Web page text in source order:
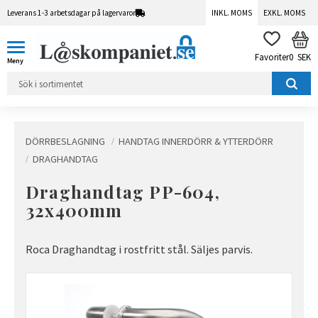
Leverans 1-3 arbetsdagar på lagervaror INKL. MOMS EXKL. MOMS
FAVORITER
0 SEK
DÖRRBESLAGNING
HANDTAG INNERDÖRR & YTTERDÖRR
DRAGHANDTAG
Draghandtag PP-604,
32x400mm
Roca Draghandtag i rostfritt stål. Säljes parvis.